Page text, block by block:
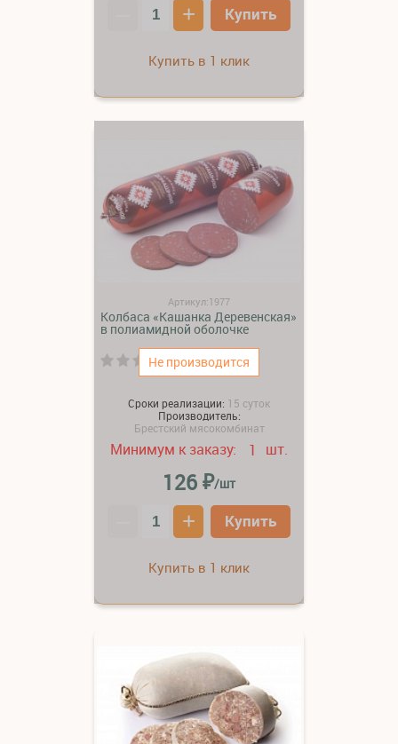
+ Купить
Купить в 1 клик
Не производится
Артикул:1977
Колбаса «Кашанка Деревенская»
в полиамидной оболочке
(0)
Сроки реализации: 15 суток
Производитель:
Брестский мясокомбинат
Минимум к заказу: 1 шт.
126₽/шт
+ Купить
Купить в 1 клик